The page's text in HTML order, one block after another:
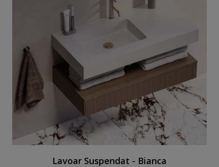
Lavoar Suspendat - Bianca